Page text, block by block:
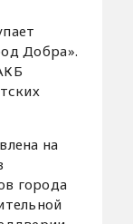
Добра».
на
города